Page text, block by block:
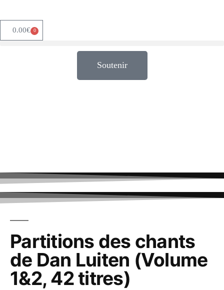
0.00€ 0
Soutenir
Partitions des chants
de Dan Luiten (Volume
1&2, 42 titres)